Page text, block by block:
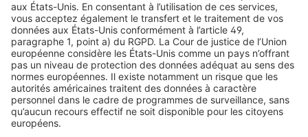
Volets roulants
Moteurs pour volets roulants
Moustiquaires
Stores bannes
Maison connectée
Électronique et radio
Droit de rétractation
Newsletter
Délais de livraison et expédition
Modes de paiement
Conditions des bons d'achat
Consignes de sécurité
Enregistrements
Pourquoi choisir Domondo ?
Ce que disent nos clients
Avis
Modes de paiement